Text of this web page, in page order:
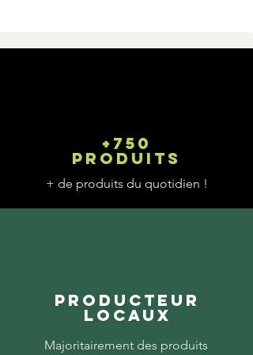
+750
produits
+ de produits du quotidien !
Producteur
locaux
Majoritairement des produits